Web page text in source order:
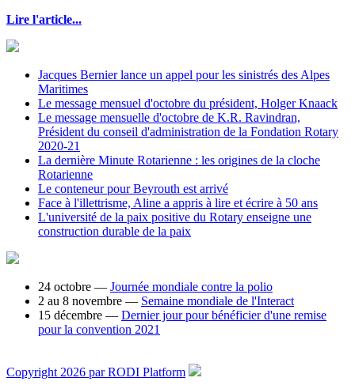
Lire l'article...
Jacques Bernier lance un appel pour les sinistrés des Alpes
Maritimes
Le message mensuel d'octobre du président, Holger Knaack
Le message mensuelle d'octobre de K.R. Ravindran,
Président du conseil d'administration de la Fondation Rotary
2020-21
La dernière Minute Rotarienne : les origines de la cloche
Rotarienne
Le conteneur pour Beyrouth est arrivé
Face à l'illettrisme, Aline a appris à lire et écrire à 50 ans
L'université de la paix positive du Rotary enseigne une
construction durable de la paix
24 octobre — Journée mondiale contre la polio
2 au 8 novembre — Semaine mondiale de l'Interact
15 décembre — Dernier jour pour bénéficier d'une remise
pour la convention 2021
Copyright 2026 par RODI Platform